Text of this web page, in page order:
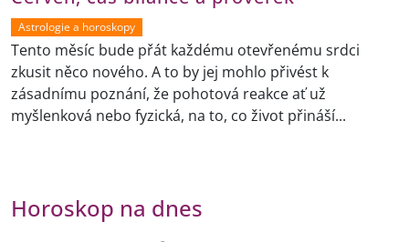
Astrologie a horoskopy
Tento měsíc bude přát každému otevřenému srdci
zkusit něco nového. A to by jej mohlo přivést k
zásadnímu poznání, že pohotová reakce ať už
myšlenková nebo fyzická, na to, co život přináší...
Horoskop na dnes